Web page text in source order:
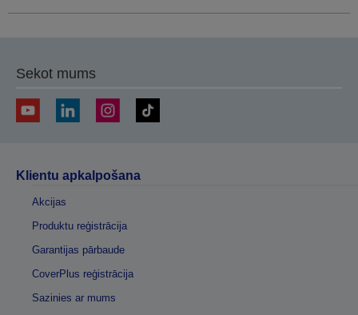
Sekot mums
Klientu apkalpošana
Akcijas
Produktu reģistrācija
Garantijas pārbaude
CoverPlus reģistrācija
Sazinies ar mums